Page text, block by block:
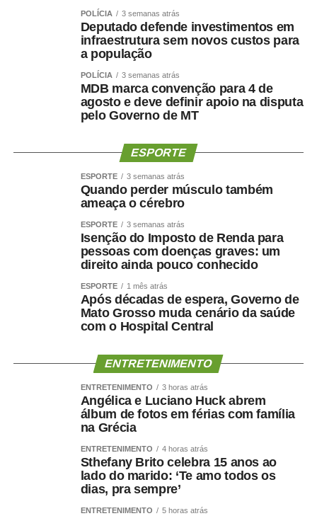
COMENTE ABAIXO:
WhatsApp
Facebook
Twitter
Messenger
LinkedIn
Share
POLÍCIA 3 semanas atrás
Deputado defende investimentos em
infraestrutura sem novos custos para
a população
POLÍCIA 3 semanas atrás
MDB marca convenção para 4 de
agosto e deve definir apoio na disputa
pelo Governo de MT
ESPORTE
ESPORTE 3 semanas atrás
Quando perder músculo também
ameaça o cérebro
ESPORTE 3 semanas atrás
Isenção do Imposto de Renda para
pessoas com doenças graves: um
direito ainda pouco conhecido
ESPORTE 1 mês atrás
Após décadas de espera, Governo de
Mato Grosso muda cenário da saúde
com o Hospital Central
ENTRETENIMENTO
ENTRETENIMENTO 3 horas atrás
Angélica e Luciano Huck abrem
álbum de fotos em férias com família
na Grécia
ENTRETENIMENTO 4 horas atrás
Sthefany Brito celebra 15 anos ao
lado do marido: ‘Te amo todos os
dias, pra sempre’
ENTRETENIMENTO 5 horas atrás